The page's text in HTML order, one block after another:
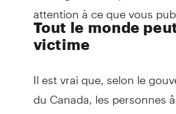
attention à ce que vous
Tout le monde
victime
Il est vrai que, selon le
du Canada, les personnes